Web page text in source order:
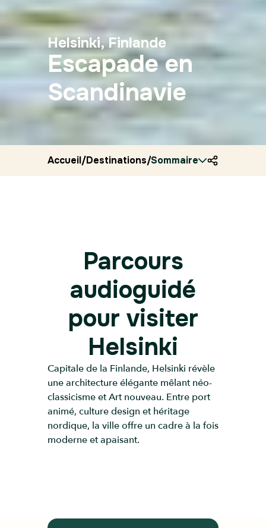
Helsinki, Finlande
Escapade en
Scandinavie
Accueil/Destinations/Finlande/Ryocity
Sommaire
Parcours
audioguidé
pour visiter
Helsinki
Capitale de la Finlande, Helsinki révèle
une architecture élégante mêlant néo-
classicisme et Art nouveau. Entre port
animé, culture design et héritage
nordique, la ville offre un cadre à la fois
moderne et apaisant.